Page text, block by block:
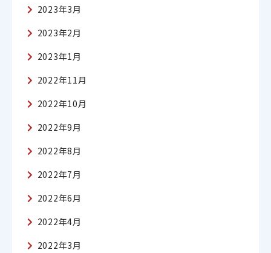
2023年3月
2023年2月
2023年1月
2022年11月
2022年10月
2022年9月
2022年8月
2022年7月
2022年6月
2022年4月
2022年3月